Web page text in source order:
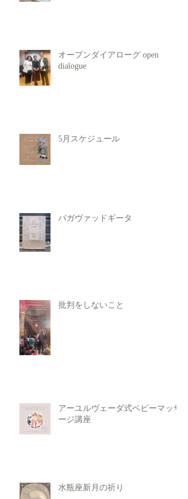
オープンダイアローグ open
dialogue
5月スケジュール
バガヴァッドギータ
批判をしないこと
アーユルヴェーダ式ベビーマッサ
ージ講座
水瓶座新月の祈り